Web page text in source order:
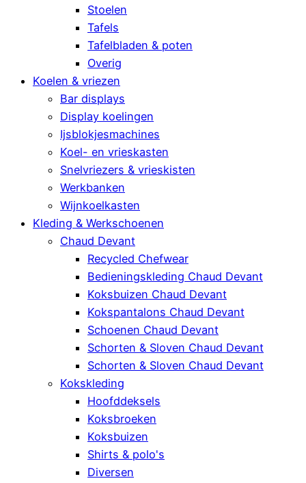
Stoelen
Tafels
Tafelbladen & poten
Overig
Koelen & vriezen
Bar displays
Display koelingen
Ijsblokjesmachines
Koel- en vrieskasten
Snelvriezers & vrieskisten
Werkbanken
Wijnkoelkasten
Kleding & Werkschoenen
Chaud Devant
Recycled Chefwear
Bedieningskleding Chaud Devant
Koksbuizen Chaud Devant
Kokspantalons Chaud Devant
Schoenen Chaud Devant
Schorten & Sloven Chaud Devant
Schorten & Sloven Chaud Devant
Kokskleding
Hoofddeksels
Koksbroeken
Koksbuizen
Shirts & polo's
Diversen